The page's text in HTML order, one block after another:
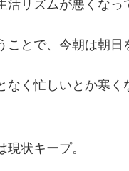
活リズムが悪くなっ
ことで、今朝は朝
なく忙しいとか寒
現状キープ。